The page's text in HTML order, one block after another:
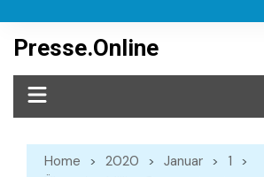
content
Presse.Online
Home 2020 Januar
1